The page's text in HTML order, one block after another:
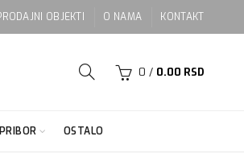
OBJEKTI O NAMA KONTAKT
0 / 0.00 RSD
OSTALO